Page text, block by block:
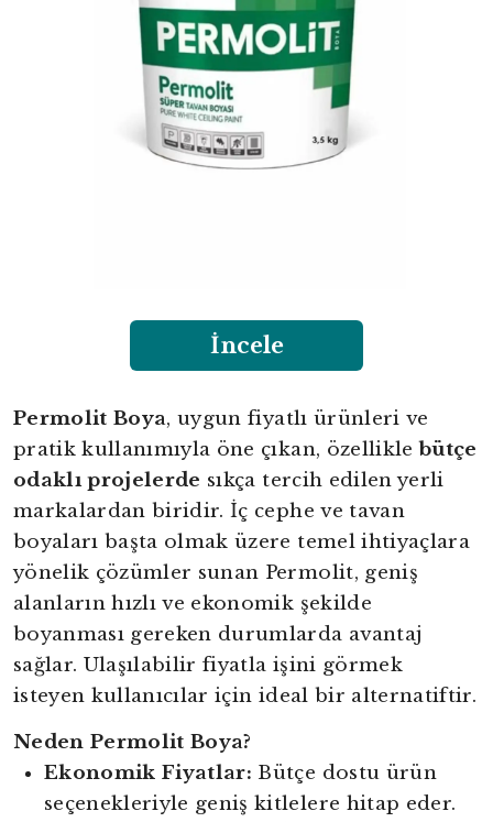
İncele
Permolit Boya, uygun fiyatlı ürünleri ve
pratik kullanımıyla öne çıkan, özelliklebütçe
odaklı projelerde sıkça tercih edilen yerli
markalardan biridir. İç cephe ve tavan
boyaları başta olmak üzere temel ihtiyaçlara
yönelik çözümler sunan Permolit, geniş
alanların hızlı ve ekonomik şekilde
boyanması gereken durumlarda avantaj
sağlar. Ulaşılabilir fiyatla işini görmek
isteyen kullanıcılar için ideal bir alternatiftir.
Neden Permolit Boya?
Ekonomik Fiyatlar: Bütçe dostu ürün
seçenekleriyle geniş kitlelere hitap eder.